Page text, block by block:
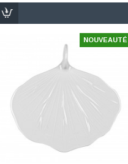
NOUVEAUTÉ